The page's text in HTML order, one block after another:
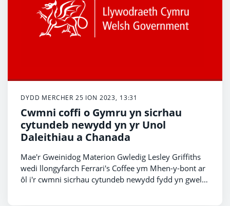
DYDD MERCHER 25 ION 2023, 13:31
Cwmni coffi o Gymru yn sicrhau
cytundeb newydd yn yr Unol
Daleithiau a Chanada
Mae'r Gweinidog Materion Gwledig Lesley Griffiths
wedi llongyfarch Ferrari's Coffee ym Mhen-y-bont ar
ôl i'r cwmni sicrhau cytundeb newydd fydd yn gweld